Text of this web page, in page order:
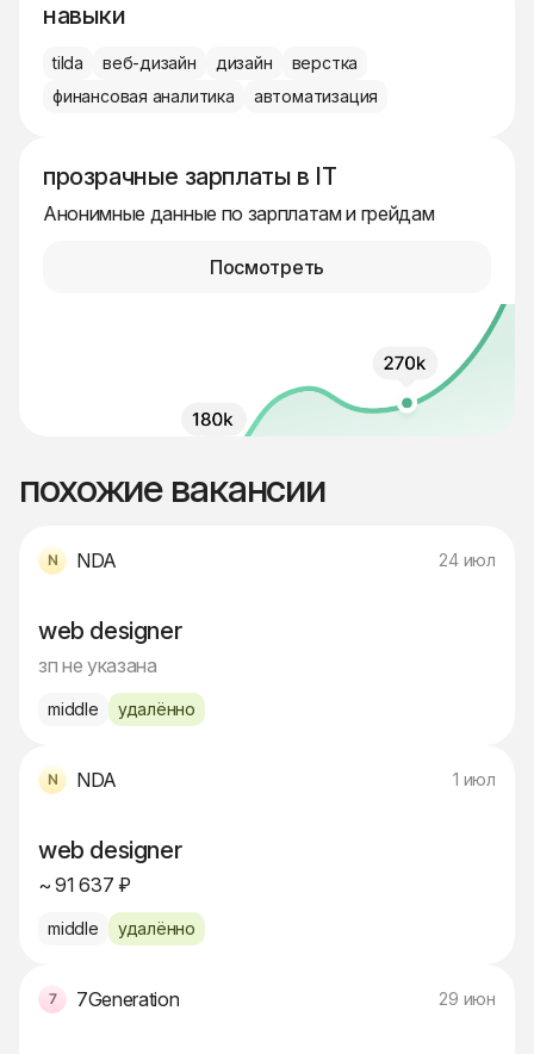
навыки
tilda веб-дизайн дизайн
верстка
финансовая аналитика
автоматизация
прозрачные зарплаты в IT
Анонимные данные по зарплатам и грейдам
Посмотреть
похожие вакансии
NDA 24 июл
web designer
зп не указана
middle удалённо
NDA 1 июл
web designer
~ 91 637 ₽
middle удалённо
7Generation 29 июн